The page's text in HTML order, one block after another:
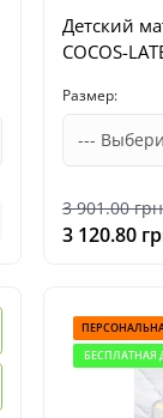
Детский
COCOS-
Размер:
3 901.00 грн
3 120.80
БЕСПЛАТНАЯ